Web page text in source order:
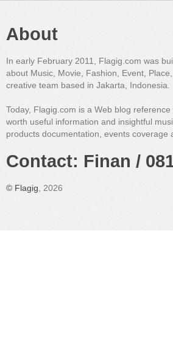
About
In early February 2011, Flagig.com was
about Music, Movie, Fashion, Event,
creative team based in Jakarta, Indonesia.
Today, Flagig.com is a Web blog
worth useful information and insightful
products documentation, events coverage
Contact: Finan /
© Flagig , 2026